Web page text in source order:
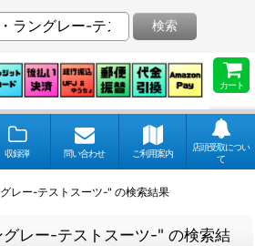
カート
検索
収録弾 問い合わせ ご利用案内
店頭受取につい
て
レー-テストスーツ-" の検索結果
レー-テストスーツ-" の検索結